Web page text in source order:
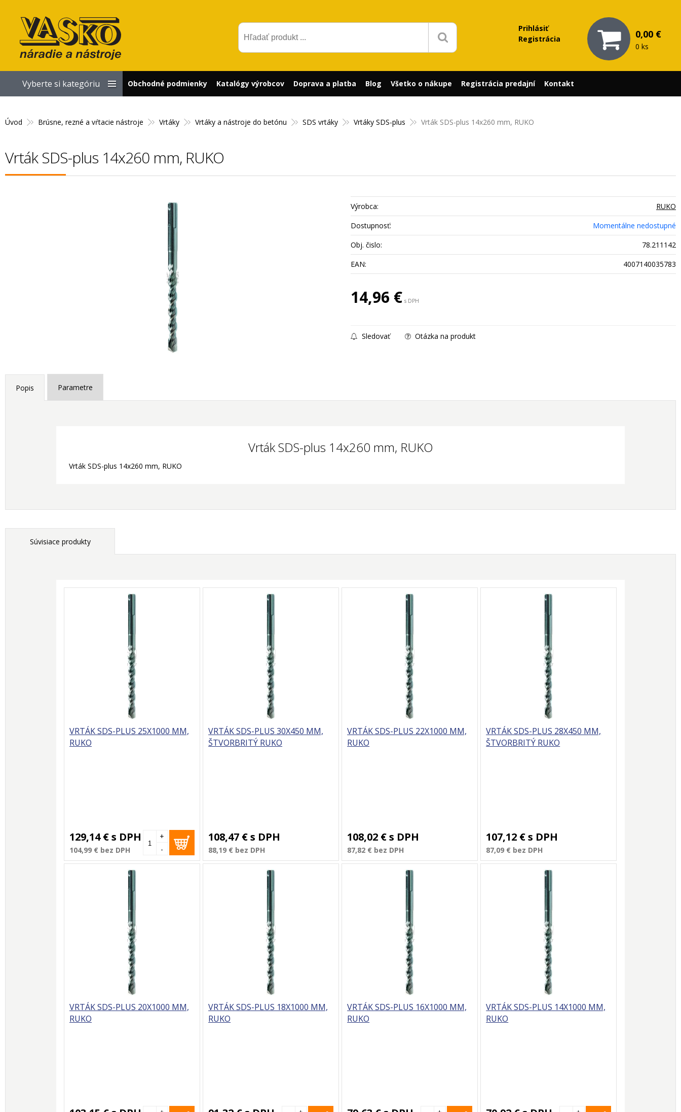
Prihlásiť
Registrácia
0,00 €
0 ks
Úvod Brúsne, rezné a vŕtacie nástroje Vrtáky Vrtáky a nástroje do betónu SDS vrtáky Vrtáky SDS-plus Vrták SDS-plus 14x260 mm, RUKO
Vrták SDS-plus 14x260 mm, RUKO
Výrobca:
RUKO
Dostupnosť:
Momentálne nedostupné
Obj. čislo:
78.211142
EAN:
4007140035783
14,96 € s DPH
Sledovať Otázka na produkt
Popis Parametre
Vrták SDS-plus 14x260 mm, RUKO
Vrták SDS-plus 14x260 mm, RUKO
Súvisiace produkty
VRTÁK SDS-PLUS 25X1000 MM,
RUKO
129,14 €s DPH
104,99 € bez DPH -
+
VRTÁK SDS-PLUS 30X450 MM,
ŠTVORBRITÝ RUKO
108,47 €s DPH
88,19 € bez DPH
VRTÁK SDS-PLUS 22X1000 MM,
RUKO
108,02 €s DPH
87,82 € bez DPH
VRTÁK SDS-PLUS 28X450 MM,
ŠTVORBRITÝ RUKO
107,12 €s DPH
87,09 € bez DPH
VRTÁK SDS-PLUS 20X1000 MM,
RUKO
VRTÁK SDS-PLUS 18X1000 MM,
RUKO
VRTÁK SDS-PLUS 16X1000 MM,
RUKO
VRTÁK SDS-PLUS 14X1000 MM,
RUKO
Vyberte si kategóriu Obchodné podmienky Katalógy výrobcov Doprava a platba Blog Všetko o nákupe Registrácia predajní Kontakt